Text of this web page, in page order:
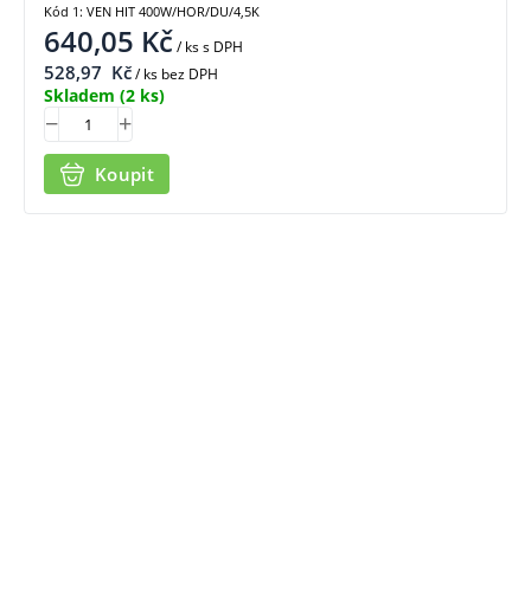
640,05 Kč/ kss DPH
528,97 Kč/ ks bez DPH
Skladem (2 ks)
Koupit
Kód 1: VEN HIT 400W/HOR/DU/4,5K